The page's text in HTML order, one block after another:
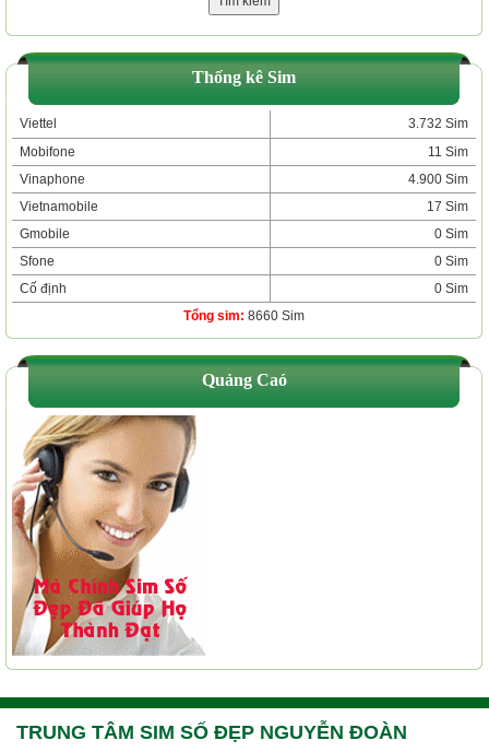
Thống kê Sim
Viettel
3.732 Sim
Mobifone
11 Sim
Vinaphone
4.900 Sim
Vietnamobile
17 Sim
Gmobile
0 Sim
Sfone
0 Sim
Cố định
0 Sim
Tổng sim: 8660 Sim
Quảng Caó
TRUNG TÂM SIM SỐ ĐẸP NGUYỄN ĐOÀN